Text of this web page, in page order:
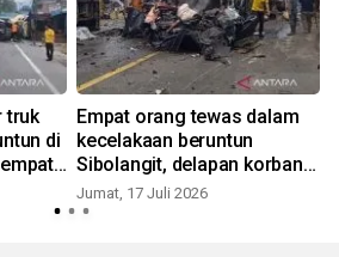
truk
di
Empat orang tewas dalam
kecelakaan beruntun
Sibolangit, delapan korban
luka-luka
Jumat, 17 Juli 2026